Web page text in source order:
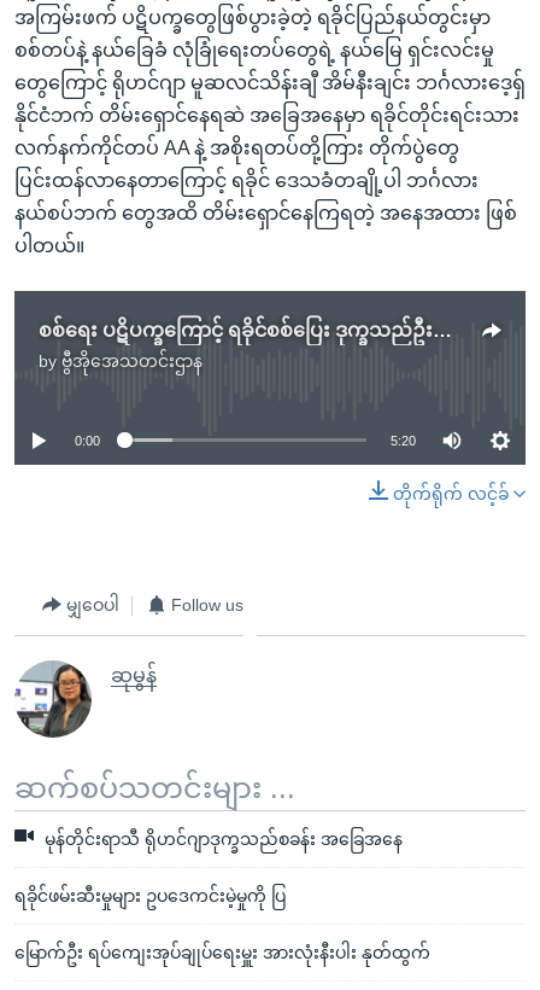
အကြမ်းဖက် ပဋိပက္ခတွေဖြစ်ပွားခဲ့တဲ့ ရခိုင်ပြည်နယ်တွင်းမှာ
စစ်တပ်နဲ့ နယ်ခြေခံ လုံခြုံရေးတပ်တွေရဲ့ နယ်မြေ ရှင်းလင်းမှု
တွေကြောင့် ရိုဟင်ဂျာ မူဆလင်သိန်းချီ အိမ်နီးချင်း ဘင်္ဂလားဒေ့ရှ်
နိုင်ငံဘက် တိမ်းရှောင်နေရဆဲ အခြေအနေမှာ ရခိုင်တိုင်းရင်းသား
လက်နက်ကိုင်တပ် AA နဲ့ အစိုးရတပ်တို့ကြား တိုက်ပွဲတွေ
ပြင်းထန်လာနေတာကြောင့် ရခိုင် ဒေသခံတချို့ပါ ဘင်္ဂလား
နယ်စပ်ဘက် တွေအထိ တိမ်းရှောင်နေကြရတဲ့ အနေအထား ဖြစ်
ပါတယ်။
စစ်ရေး ပဋိပက္ခကြောင့် ရခိုင်စစ်ပြေး ဒုက္ခသည်ဦးရေ တသောင်းကျော်အထိတိုးလာ
by ဗွီအိုအေသတင်းဌာန
No media source currently available
0:00 5:20
တိုက်ရိုက် လင့်ခ်
မျှဝေပါ Follow us
ဆုမွန်
ဆက်စပ်သတင်းများ ...
မုန်တိုင်းရာသီ ရိုဟင်ဂျာဒုက္ခသည်စခန်း အခြေအနေ
ရခိုင်ဖမ်းဆီးမှုများ ဥပဒေကင်းမဲ့မှုကို ပြ
မြောက်ဦး ရပ်ကျေးအုပ်ချုပ်ရေးမှူး အားလုံးနီးပါး နုတ်ထွက်